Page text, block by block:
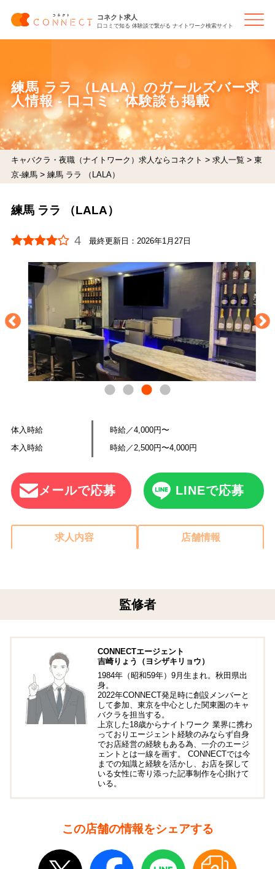
コネクト求人
口コミで知る 体験談で繋がる ナイトワーク検索サイト
練馬 ララ （LALA）のガールズバー求
人情報 - 口コミ・体験談も掲載
キャバクラ・夜職（ナイトワーク）求人ならコネクト > 求人一覧 > 東
京-練馬> 練馬 ララ （LALA）
練馬 ララ （LALA）
4 最終更新日：2026年1月27日
体入時給
時給／4,000円〜
本入時給
時給／2,500円〜4,000円
メールで応募 LINEで応募
求人内容 店舗情報
監修者
CONNECTエージェント
吉崎りょう（ヨシザキリョウ）
1984年（昭和59年）9月生まれ。秋田県出
身。
2022年CONNECT発足時に創設メンバーと
して参加、東京を中心とした関東圏のキャ
バクラを担当する。
上京した18歳からナイトワーク 業界に携わ
っておりエージェント経験のみならず自身
でお店経営の経験もある為、一介のエージ
ェントとは一線を画す。 CONNECTでは今
までの知識と経験を活かし、お店を探して
いる女性に寄り添った記事制作を心掛けて
いる。
この店舗の情報をシェアする